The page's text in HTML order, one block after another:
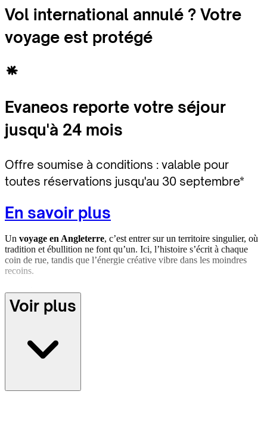
Vol international annulé ? Votre
voyage est protégé
Evaneos reporte votre séjour
jusqu'à 24 mois
Offre soumise à conditions : valable pour
toutes réservations jusqu'au 30 septembre*
En savoir plus
Un voyage en Angleterre, c’est entrer sur un territoire singulier, où
tradition et ébullition ne font qu’un. Ici, l’histoire s’écrit à chaque
coin de rue, tandis que l’énergie créative vibre dans les moindres
recoins.
De l’héritage historique et culturel des villes comme Londres ou
Bristol, aux paysages bucoliques de la campagne anglaise, des
falaises vertigineuses de Cornouailles aux villages de pierre des
inattendue du pays.
Voir plus